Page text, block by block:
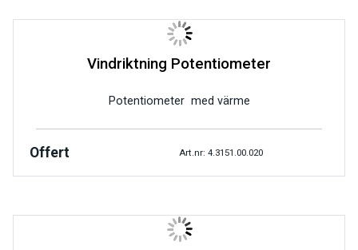
Vindriktning Potentiometer
Potentiometer med värme
Offert Art.nr: 4.3151.00.020